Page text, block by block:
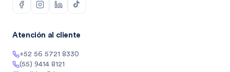
Atención al cliente
+52 56 5721 8330
(55) 9414 8121